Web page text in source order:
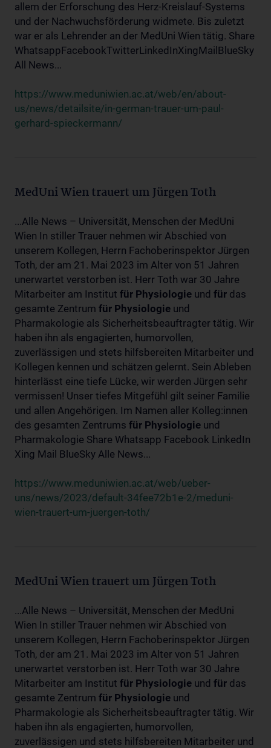
allem der Erforschung des Herz-Kreislauf-Systems
und der Nachwuchsförderung widmete. Bis zuletzt
war er als Lehrender an der MedUni Wien tätig. Share
WhatsappFacebookTwitterLinkedInXingMailBlueSky
All News...
https://www.meduniwien.ac.at/web/en/about-
us/news/detailsite/in-german-trauer-um-paul-
gerhard-spieckermann/
MedUni Wien trauert um Jürgen Toth
...Alle News – Universität, Menschen der MedUni
Wien In stiller Trauer nehmen wir Abschied von
unserem Kollegen, Herrn Fachoberinspektor Jürgen
Toth, der am 21. Mai 2023 im Alter von 51 Jahren
unerwartet verstorben ist. Herr Toth war 30 Jahre
Mitarbeiter am Institut für Physiologie und für das
gesamte Zentrum für Physiologie und
Pharmakologie als Sicherheitsbeauftragter tätig. Wir
haben ihn als engagierten, humorvollen,
zuverlässigen und stets hilfsbereiten Mitarbeiter und
Kollegen kennen und schätzen gelernt. Sein Ableben
hinterlässt eine tiefe Lücke, wir werden Jürgen sehr
vermissen! Unser tiefes Mitgefühl gilt seiner Familie
und allen Angehörigen. Im Namen aller Kolleg:innen
des gesamten Zentrums für Physiologie und
Pharmakologie Share Whatsapp Facebook LinkedIn
Xing Mail BlueSky Alle News...
https://www.meduniwien.ac.at/web/ueber-
uns/news/2023/default-34fee72b1e-2/meduni-
wien-trauert-um-juergen-toth/
MedUni Wien trauert um Jürgen Toth
...Alle News – Universität, Menschen der MedUni
Wien In stiller Trauer nehmen wir Abschied von
unserem Kollegen, Herrn Fachoberinspektor Jürgen
Toth, der am 21. Mai 2023 im Alter von 51 Jahren
unerwartet verstorben ist. Herr Toth war 30 Jahre
Mitarbeiter am Institut für Physiologie und für das
gesamte Zentrum für Physiologie und
Pharmakologie als Sicherheitsbeauftragter tätig. Wir
haben ihn als engagierten, humorvollen,
zuverlässigen und stets hilfsbereiten Mitarbeiter und